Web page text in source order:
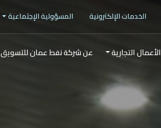
الخدمات الإلكترونية المسؤولية الإجتماعية
الأعمال التجارية عن شركة نفط عمان للتسويق